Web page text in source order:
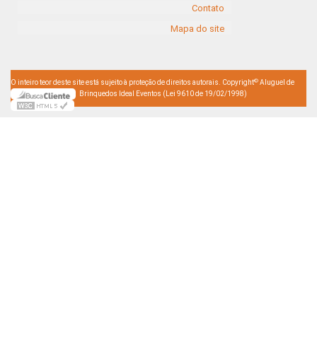
Contato
Mapa do site
O inteiro teor deste site está sujeito à proteção de direitos autorais. Copyright© Aluguel de
Brinquedos Ideal Eventos (Lei 9610 de 19/02/1998)